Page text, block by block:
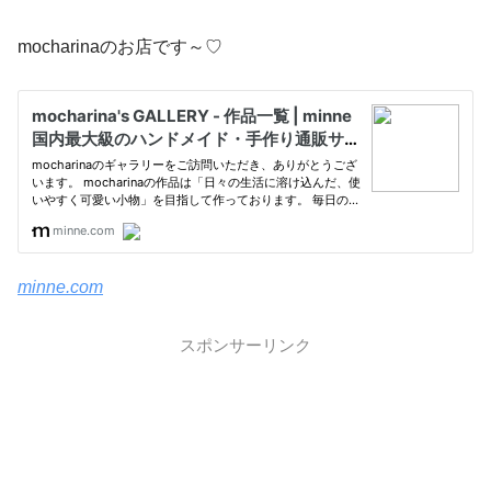
mocharinaのお店です～♡
minne.com
スポンサーリンク